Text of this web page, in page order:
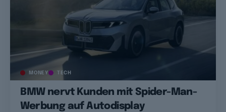
MONEY TECH
BMW nervt Kunden mit Spider-Man-
Werbung auf Autodisplay